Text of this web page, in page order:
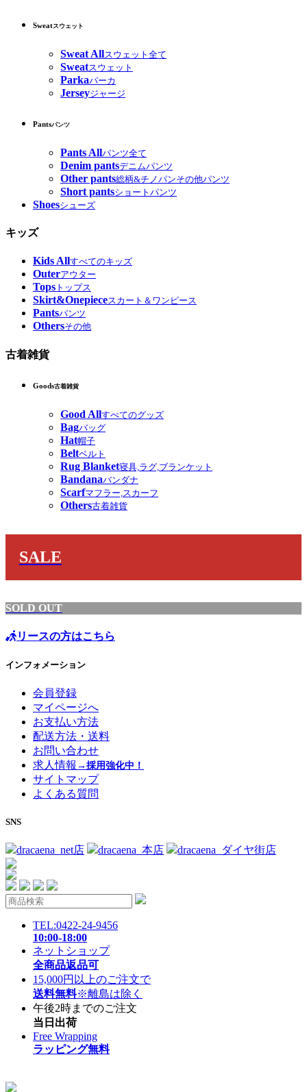
Sweatスウェット
Sweat Allスウェット全て
Sweatスウェット
Parkaパーカ
Jerseyジャージ
Pantsパンツ
Pants Allパンツ全て
Denim pantsデニムパンツ
Other pants総柄&チノパンその他パンツ
Short pantsショートパンツ
Shoesシューズ
キッズ
Kids Allすべてのキッズ
Outerアウター
Tops トップス
Skirt&Onepieceスカート＆ワンピース
Pantsパンツ
Othersその他
古着雑貨
Goods古着雑貨
Good Allすべてのグッズ
Bagバッグ
Hat帽子
Beltベルト
Rug Blanket寝具,ラグ,ブランケット
Bandanaバンダナ
Scarfマフラー,スカーフ
Others古着雑貨
SALE
SOLD OUT
リースの方はこちら
インフォメーション
会員登録
マイページへ
お支払い方法
配送方法・送料
お問い合わせ
求人情報 →採用強化中！
サイトマップ
よくある質問
SNS
dracaena_net店 dracaena_本店 dracaena_ダイヤ街店
TEL:0422-24-9456
10:00-18:00
ネットショップ
全商品返品可
15,000円以上のご注文で
送料無料※離島は除く
午後2時までのご注文
当日出荷
Free Wrapping
ラッピング無料